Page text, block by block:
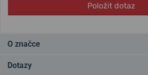
Položit dotaz
O značce
výrobce hodinek
Dotazy